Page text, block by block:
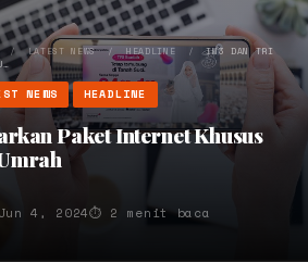
LATEST NEWS/HEADLINE /IM3 DAN TRI
NEWS HEADLINE
Paket Internet Khusus
Jun 4, 2024⏱ 2 menit baca